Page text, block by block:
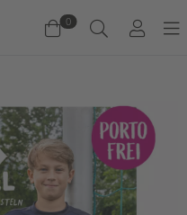
0
im Warenkorb.